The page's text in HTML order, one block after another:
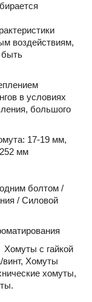
воздействиям,
быть
в условиях
большого
17-19 мм,
мм
болтом /
/ Силовой
Хомуты с гайкой
винт, Хомуты
хомуты,